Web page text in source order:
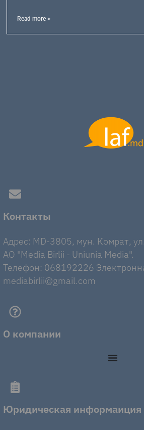
Read more >
Контакты
Адрес: MD-3805, мун. Комрат,
AO "Media Birlii - Uniunia Media".
Телефон: 068192226
mediabirlii@gmail.com
О компании
Юридическая информаиция